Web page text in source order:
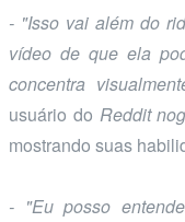
- "Isso vai além do
vídeo de que ela
concentra
usuário do Reddit
mostrando suas
- "Eu posso